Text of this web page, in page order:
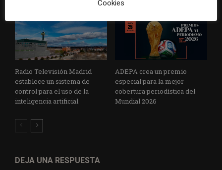
Radio Televisión Madrid
establece un sistema de
control para el uso de la
inteligencia artificial
ADEPA crea un premio
especial para la mejor
cobertura periodística del
Mundial 2026
DEJA UNA RESPUESTA
Cookies